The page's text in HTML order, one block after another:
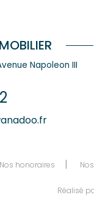
Napoleon III
Nos honoraires
Réalisé